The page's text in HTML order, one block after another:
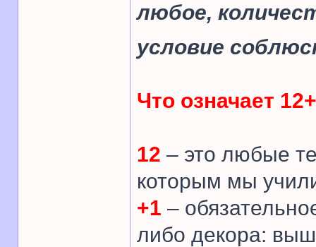
любое,
условие
Что означает
12 – это любые
которым мы
+1 –
либо декора: